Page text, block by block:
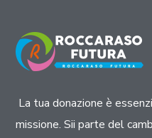
La tua donazione è
missione. Sii parte del